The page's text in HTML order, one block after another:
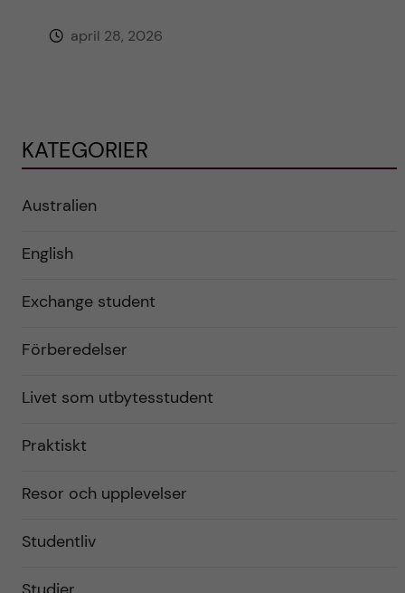
april 28, 2026
KATEGORIER
Australien
English
Exchange student
Förberedelser
Livet som utbytesstudent
Praktiskt
Resor och upplevelser
Studentliv